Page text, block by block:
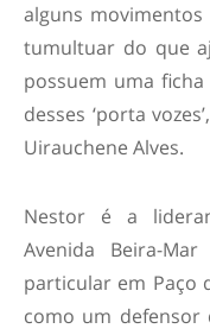
alguns
tumultuar do que
possuem uma
desses ‘porta
Uirauchene Alves.
Nestor é a
Avenida Beira-
particular em Paço
como um defensor